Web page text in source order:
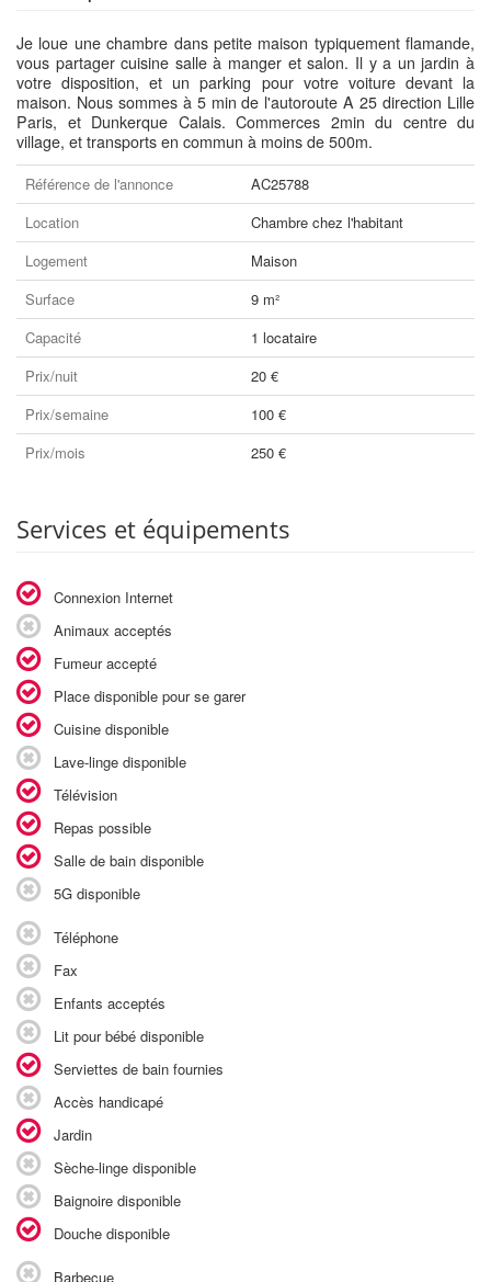
Je loue une chambre dans petite maison typiquement flamande,
vous partager cuisine salle à manger et salon. Il y a un jardin à
votre disposition, et un parking pour votre voiture devant la
maison. Nous sommes à 5 min de l'autoroute A 25 direction Lille
Paris, et Dunkerque Calais. Commerces 2min du centre du
village, et transports en commun à moins de 500m.
Référence de l'annonce
AC25788
Location
Chambre chez l'habitant
Logement
Maison
Surface
9 m²
Capacité
1 locataire
Prix/nuit
20 €
Prix/semaine
100 €
Prix/mois
250 €
Services et équipements
Connexion Internet
Animaux acceptés
Fumeur accepté
Place disponible pour se garer
Cuisine disponible
Lave-linge disponible
Télévision
Repas possible
Salle de bain disponible
5G disponible
Téléphone
Fax
Enfants acceptés
Lit pour bébé disponible
Serviettes de bain fournies
Accès handicapé
Jardin
Sèche-linge disponible
Baignoire disponible
Douche disponible
Barbecue